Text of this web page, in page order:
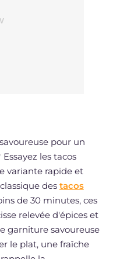
pour un
les tacos
variante rapide et
des tacos
de 30 minutes, ces
relevée d'épices et
garniture savoureuse
le plat, une fraîche